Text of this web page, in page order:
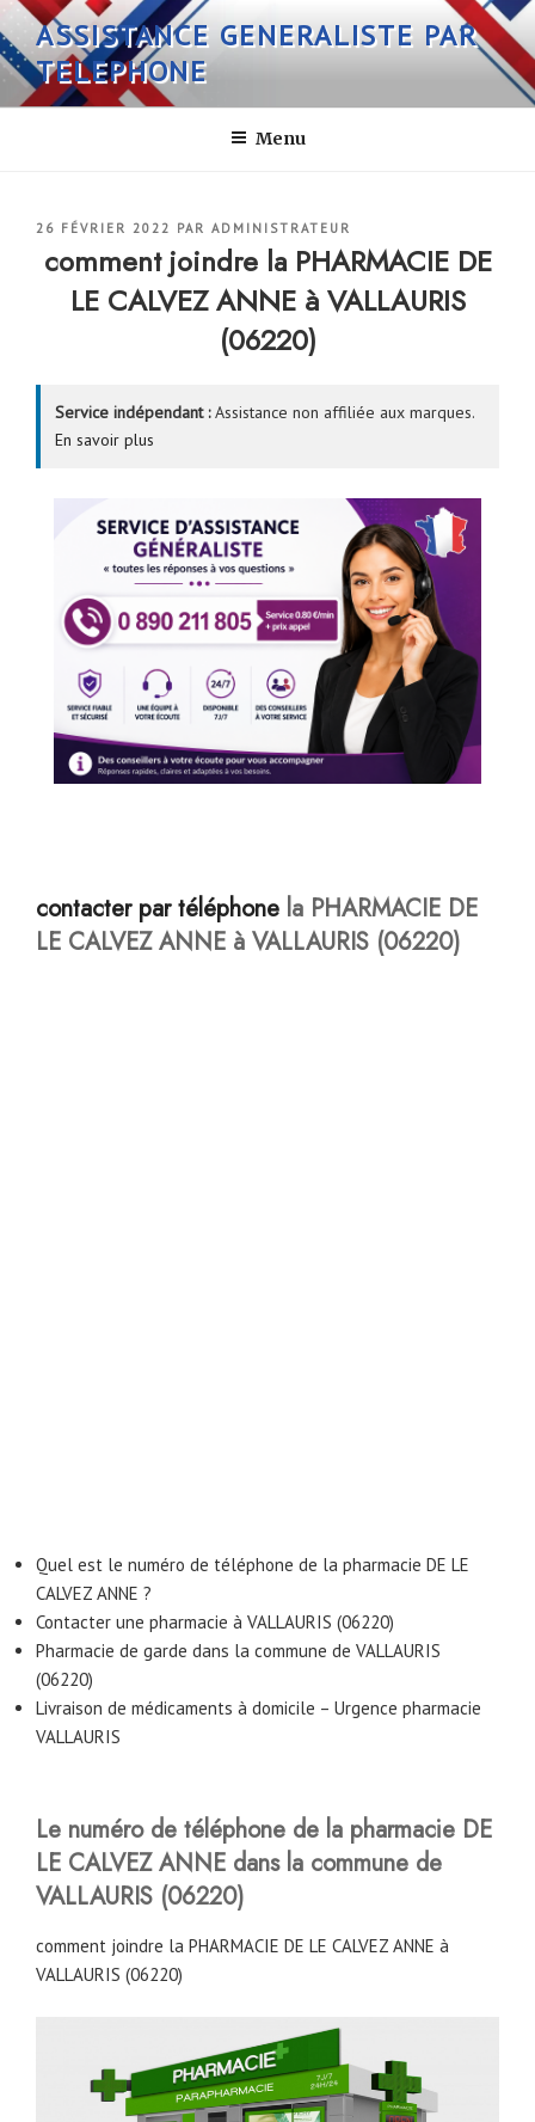
Aller
au
contenu
principal
ASSISTANCE GENERALISTE PAR
TELEPHONE
Menu
PUBLIÉ
26 FÉVRIER 2022 PAR ADMINISTRATEUR
comment joindre la PHARMACIE DE
LE CALVEZ ANNE à VALLAURIS
(06220)
Service indépendant :Assistance non affiliée aux marques.
En savoir plus
contacter par téléphone la PHARMACIE DE
LE CALVEZ ANNE à VALLAURIS (06220)
Quel est le numéro de téléphone de la pharmacie DE LE
CALVEZ ANNE ?
Contacter une pharmacie à VALLAURIS (06220)
Pharmacie de garde dans la commune de VALLAURIS
(06220)
Livraison de médicaments à domicile – Urgence pharmacie
VALLAURIS
Le numéro de téléphone de la pharmacie DE
LE CALVEZ ANNE dans la commune de
VALLAURIS (06220)
comment joindre la PHARMACIE DE LE CALVEZ ANNE à
VALLAURIS (06220)